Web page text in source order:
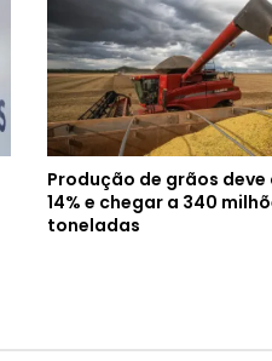
Produção de grãos deve
14% e chegar a 340
toneladas